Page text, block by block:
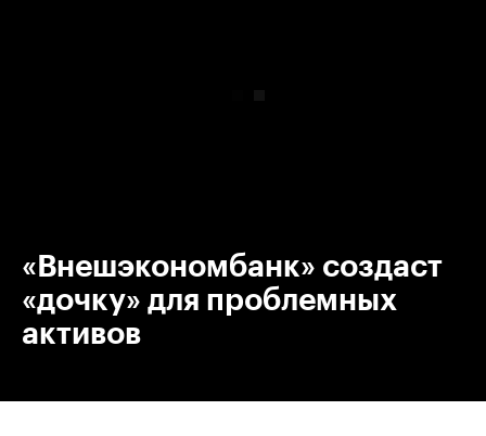
«Внешэкономбанк» создаст
«дочку» для проблемных
активов